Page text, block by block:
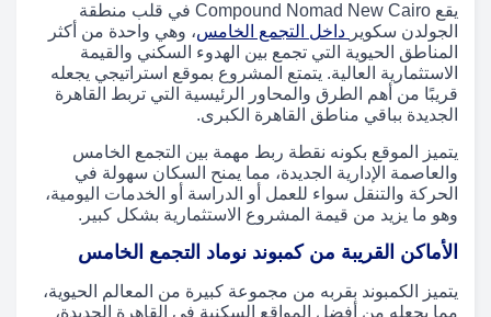
يقع Compound Nomad New Cairo في قلب منطقة
الجولدن سكوير داخل التجمع الخامس، وهي واحدة من أكثر
المناطق الحيوية التي تجمع بين الهدوء السكني والقيمة
الاستثمارية العالية. يتمتع المشروع بموقع استراتيجي يجعله
قريبًا من أهم الطرق والمحاور الرئيسية التي تربط القاهرة
الجديدة بباقي مناطق القاهرة الكبرى.
يتميز الموقع بكونه نقطة ربط مهمة بين التجمع الخامس
والعاصمة الإدارية الجديدة، مما يمنح السكان سهولة في
الحركة والتنقل سواء للعمل أو الدراسة أو الخدمات اليومية،
وهو ما يزيد من قيمة المشروع الاستثمارية بشكل كبير.
الأماكن القريبة من كمبوند نوماد التجمع الخامس
يتميز الكمبوند بقربه من مجموعة كبيرة من المعالم الحيوية،
مما يجعله من أفضل المواقع السكنية في القاهرة الجديدة،